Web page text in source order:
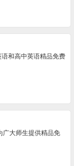
和高中英语精品免费
广大师生提供精品免